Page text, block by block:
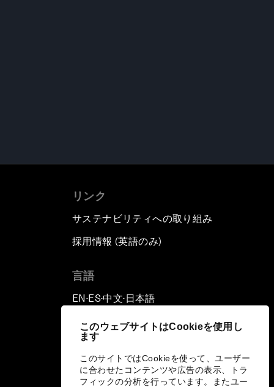
このウェブサイトはCookieを使用し
ます
このサイトではCookieを使って、ユーザー
に合わせたコンテンツや広告の表示、トラ
フィックの分析を行っています。またユー
リンク
サステナビリティへの取り組み
採用情報 (英語のみ)
言語
EN ▪ES▪中文▪ 日本語